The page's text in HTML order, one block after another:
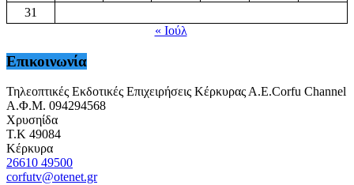
31
« Ιούλ
Επικοινωνία
Τηλεοπτικές Εκδοτικές Επιχειρήσεις Κέρκυρας Α.Ε.Corfu Channel
Α.Φ.Μ. 094294568
Χρυσηίδα
Τ.Κ 49084
Κέρκυρα
26610 49500
corfutv@otenet.gr